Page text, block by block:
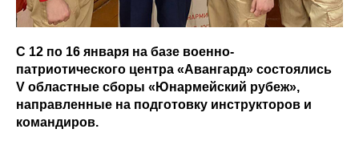
С 12 по 16 января на базе военно-
патриотического центра «Авангард» состоялись
V областные сборы «Юнармейский рубеж»,
направленные на подготовку инструкторов и
командиров.